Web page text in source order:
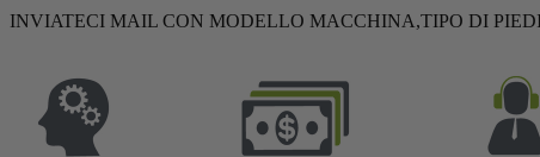
INVIATECI MAIL CON MODELLO MACCHINA,TIPO DI